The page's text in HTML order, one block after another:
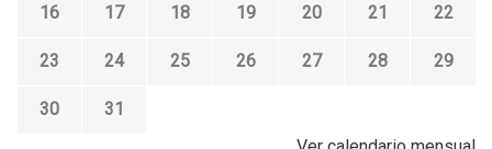
16 17 18 19 20 21 22
23 24 25 26 27 28 29
30
31